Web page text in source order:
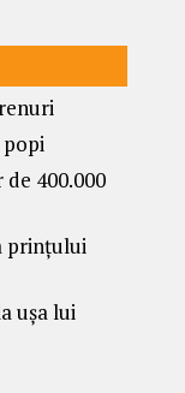
400.000
prințului
ușa lui